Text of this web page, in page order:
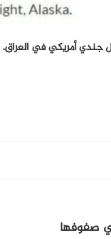
جندي أمريكي في العراق.
صفوفها